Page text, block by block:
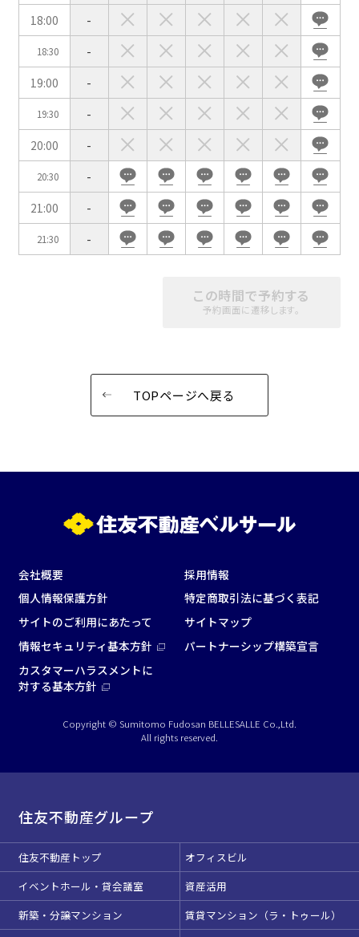
18:00
-
18:30
-
19:00
-
19:30
-
20:00
-
20:30
-
21:00
-
21:30 -
この時間で予約する
予約画面に遷移します。
TOPページへ戻る
会社概要
採用情報
個人情報保護方針
特定商取引法に基づく表記
サイトのご利用にあたって
サイトマップ
情報セキュリティ基本方針
パートナーシップ構築宣言
カスタマーハラスメントに
対する基本方針
Copyright © Sumitomo Fudosan BELLESALLE Co.,Ltd.
All rights reserved.
住友不動産グループ
住友不動産トップ
オフィスビル
イベントホール・貸会議室
資産活用
新築・分譲マンション
賃貸マンション（ラ・トゥール）
選択している条件をリセットする